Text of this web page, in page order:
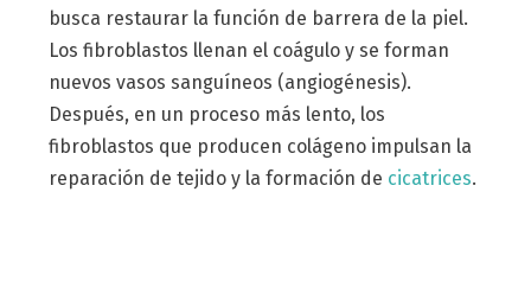
busca restaurar la función de barrera de la piel.
Los fibroblastos llenan el coágulo y se forman
nuevos vasos sanguíneos (angiogénesis).
Después, en un proceso más lento, los
fibroblastos que producen colágeno impulsan la
reparación de tejido y la formación de cicatrices.